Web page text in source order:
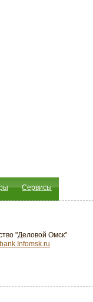
Сервисы
"Деловой Омск"